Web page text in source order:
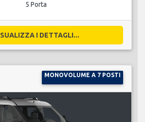
5 Porta
I DETTAGLI...
MONOVOLUME A 7 POSTI